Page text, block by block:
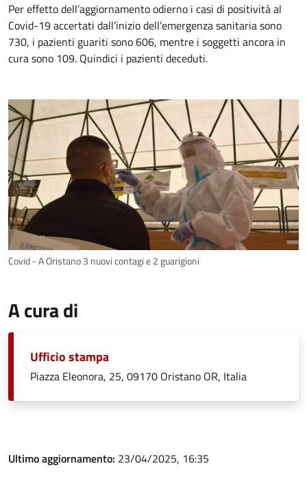
Per effetto dell’aggiornamento odierno i casi di positività al
Covid-19 accertati dall’inizio dell’emergenza sanitaria sono
730, i pazienti guariti sono 606, mentre i soggetti ancora in
cura sono 109. Quindici i pazienti deceduti.
Covid - A Oristano 3 nuovi contagi e 2 guarigioni
A cura di
Ufficio stampa
Piazza Eleonora, 25, 09170 Oristano OR, Italia
Ultimo aggiornamento: 23/04/2025, 16:35